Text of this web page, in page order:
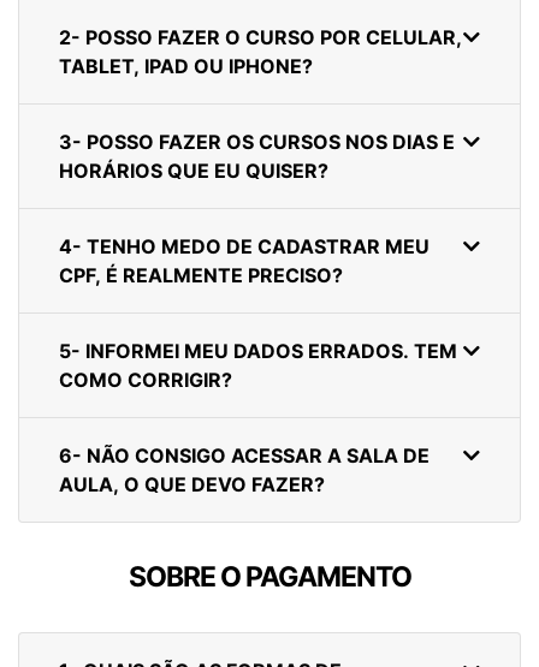
2- POSSO FAZER O CURSO POR CELULAR,
TABLET, IPAD OU IPHONE?
3- POSSO FAZER OS CURSOS NOS DIAS E
HORÁRIOS QUE EU QUISER?
4- TENHO MEDO DE CADASTRAR MEU
CPF, É REALMENTE PRECISO?
5- INFORMEI MEU DADOS ERRADOS. TEM
COMO CORRIGIR?
6- NÃO CONSIGO ACESSAR A SALA DE
AULA, O QUE DEVO FAZER?
SOBRE O PAGAMENTO